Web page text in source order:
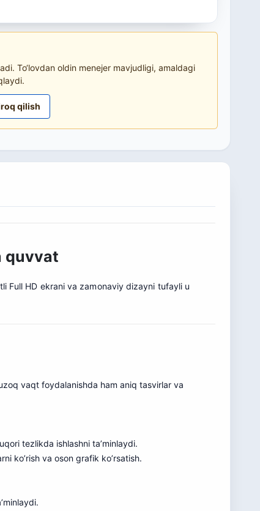
To‘lovdan oldin menejer mavjudligi, amaldagi
qilish
quvvat
Full HD ekrani va zamonaviy dizayni tufayli u
vaqt foydalanishda ham aniq tasvirlar va
tezlikda ishlashni ta’minlaydi.
ko’rish va oson grafik ko’rsatish.